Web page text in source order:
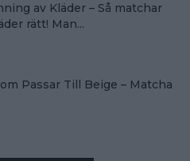
av Kläder – Så matchar
rätt! Man...
Passar Till Beige – Matcha